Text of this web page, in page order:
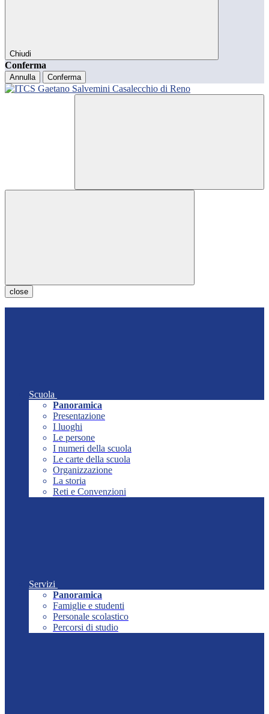
Chiudi
Conferma
Annulla Conferma
close
Scuola
Panoramica
Presentazione
I luoghi
Le persone
I numeri della scuola
Le carte della scuola
Organizzazione
La storia
Reti e Convenzioni
Servizi
Panoramica
Famiglie e studenti
Personale scolastico
Percorsi di studio